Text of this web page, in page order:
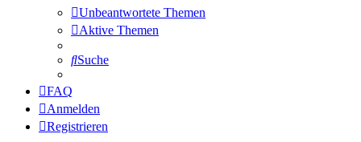
Unbeantwortete Themen
Aktive Themen
Suche
FAQ
Anmelden
Registrieren